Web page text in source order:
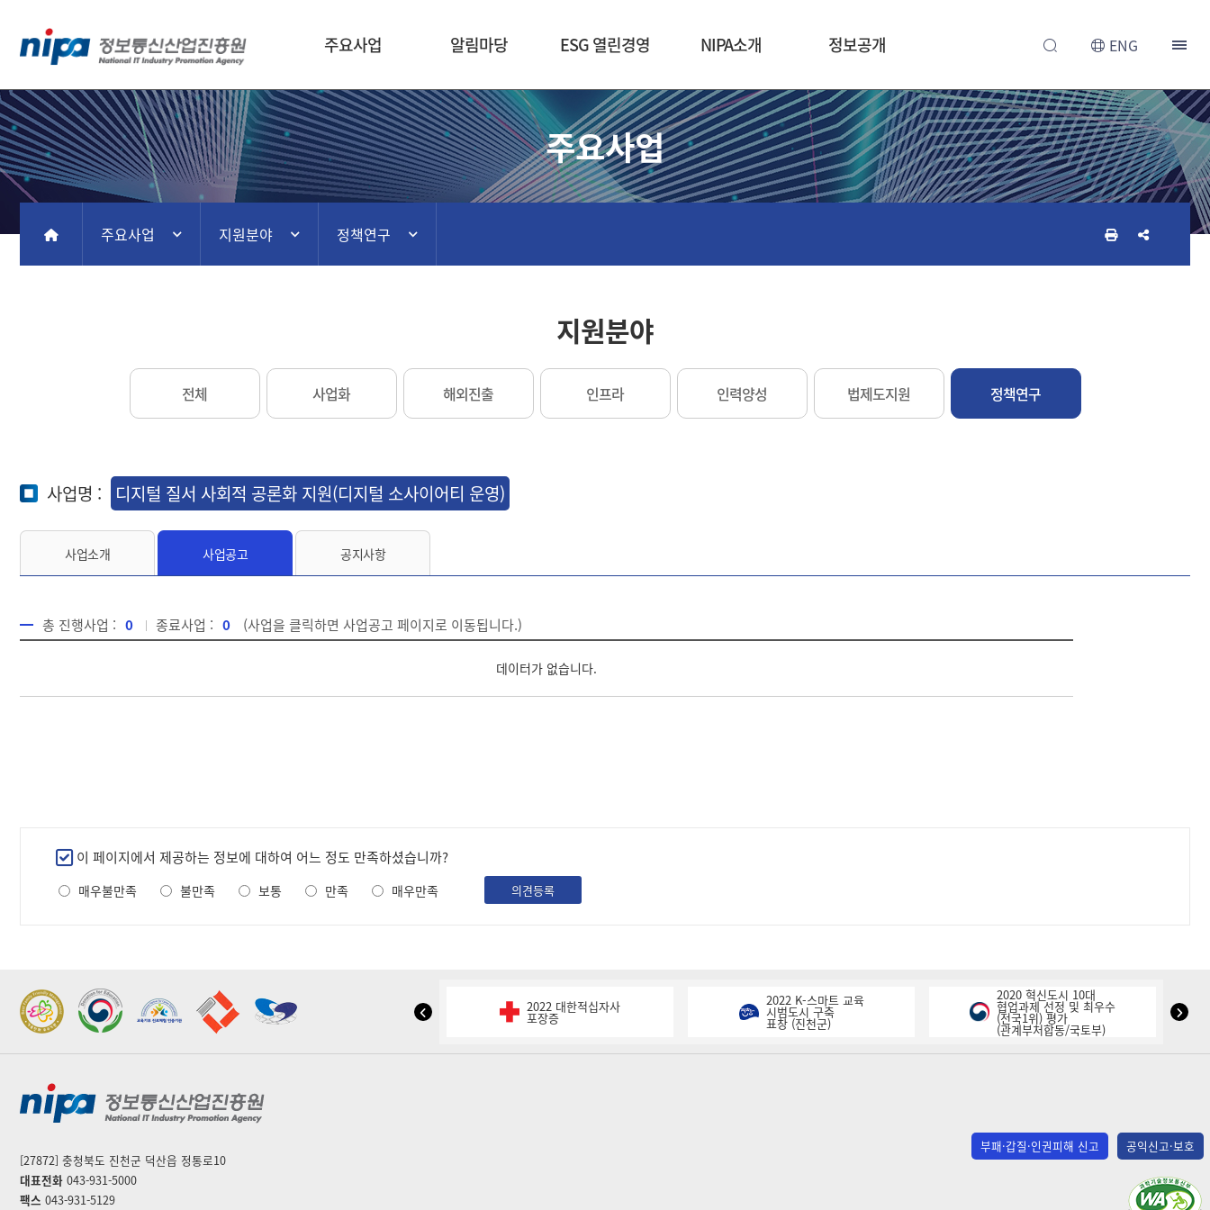
주요사업 알림마당 ESG 열린경영 NIPA소개 정보공개 ENG
주요사업
홈 주요사업 지원분야 정책연구 인
쇄
기
공
유
기
지원분야
전체 사업화 해외진출 인프라 인력양성 법제도지원 정책연구
사업명 : 디지털 질서 사회적 공론화 지원(디지털 소사이어티 운영)
사업소개 사업공고 공지사항
총 진행사업 : 0 종료사업 : 0 (사업을 클릭하면 사업공고 페이지로 이동됩니다.)
데이터가 없습니다.
만
족
도
이 페이지에서 제공하는 정보에 대하여 어느 정도 만족하셨습니까?
매우불만족 불만족 보통 만족 매우만족 의견등록
NIPA
창
2022 가족친화우수기관
표창
2022 지역문제해결
플랫폼 표창
2022 대한적십자사
포장증
2022 K-스마트 교육
시범도시 구축
표창 (진천군)
2020 혁신도시 10대
협업과제 선정 및 최우수
(전국1위) 평가
(관계부처합동/국토부)
NIPA
창
라
이
[27872] 충청북도 진천군 덕산읍 정통로10
대표전화 043-931-5000
팩스 043-931-5129
부패·갑질·인권피해 신고 공익신고·보호
(사)
한